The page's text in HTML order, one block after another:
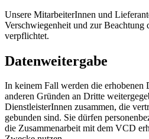
Unsere MitarbeiterInnen und
Verschwiegenheit und zur Beachtung
verpflichtet.
Datenweitergabe
In keinem Fall werden die erhobenen
anderen Gründen an Dritte
DienstleisterInnen zusammen, die
gebunden sind. Sie dürfen
die Zusammenarbeit mit dem VCD